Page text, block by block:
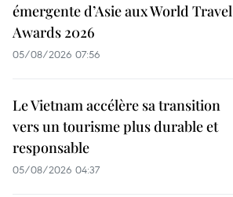
émergente d’Asie aux World Travel
Awards 2026
05/08/2026 07:56
Le Vietnam accélère sa transition
vers un tourisme plus durable et
responsable
05/08/2026 04:37